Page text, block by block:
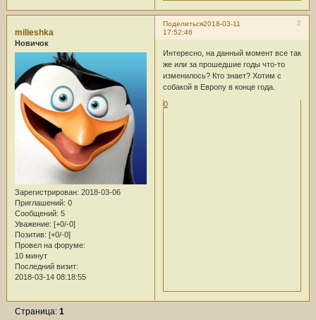
Поделиться 2
2018-03-11
17:52:46
milieshka
Новичок
Зарегистрирован: 2018-03-06
Приглашений: 0
Сообщений: 5
Уважение: [+0/-0]
Позитив: [+0/-0]
Провел на форуме:
10 минут
Последний визит:
2018-03-14 08:18:55
Интересно, на данный момент все так
же или за прошедшие годы что-то
изменилось? Кто знает? Хотим с
собакой в Европу в конце года.
0
Страница:1